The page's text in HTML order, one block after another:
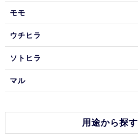
モモ
ウチヒラ
ソトヒラ
マル
用途から探す